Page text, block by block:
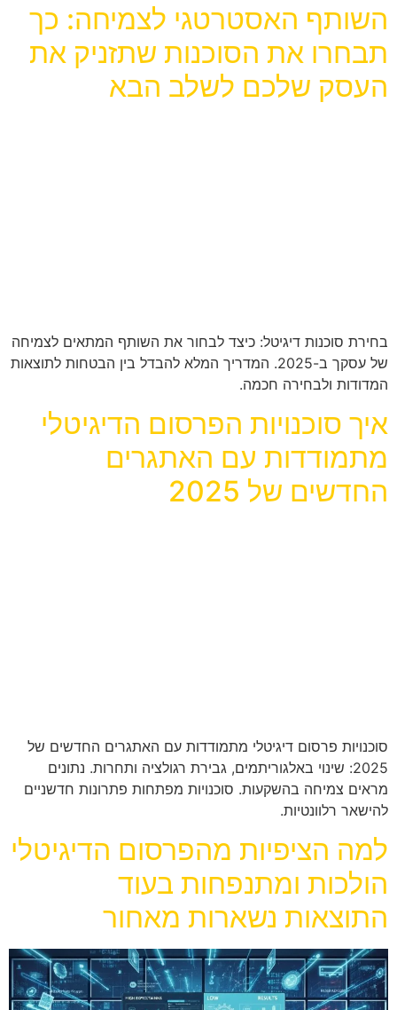
השותף האסטרטגי לצמיחה: כך
תבחרו את הסוכנות שתזניק את
העסק שלכם לשלב הבא
בחירת סוכנות דיגיטל: כיצד לבחור את השותף המתאים לצמיחה
של עסקך ב-2025. המדריך המלא להבדל בין הבטחות לתוצאות
המדודות ולבחירה חכמה.
איך סוכנויות הפרסום הדיגיטלי
מתמודדות עם האתגרים
החדשים של 2025
סוכנויות פרסום דיגיטלי מתמודדות עם האתגרים החדשים של
2025: שינוי באלגוריתמים, גבירת רגולציה ותחרות. נתונים
מראים צמיחה בהשקעות. סוכנויות מפתחות פתרונות חדשניים
להישאר רלוונטיות.
למה הציפיות מהפרסום הדיגיטלי
הולכות ומתנפחות בעוד
התוצאות נשארות מאחור